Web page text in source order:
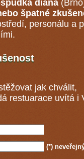
diana
špatné
personálu a
jak chválit,
restuarace uvítá i
(*)